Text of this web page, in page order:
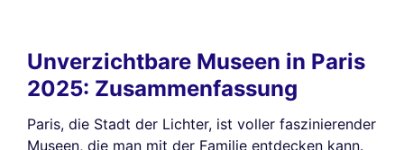
Unverzichtbare Museen in Paris
2025: Zusammenfassung
Paris, die Stadt der Lichter, ist voller faszinierender
Museen, die man mit der Familie entdecken kann.